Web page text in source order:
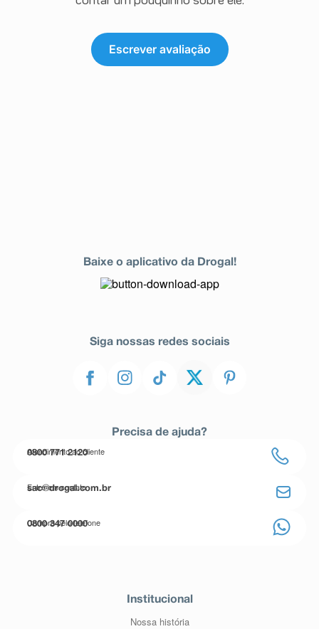
Escrever avaliação
Baixe o aplicativo da Drogal!
Siga nossas redes sociais
Precisa de ajuda?
Atendimento ao cliente
0800 771 2120
Entre em contato
sac@drogal.com.br
Compre pelo telefone
0800 347 0000
Institucional
Nossa história